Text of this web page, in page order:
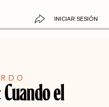
INICIAR SESIÓN
el